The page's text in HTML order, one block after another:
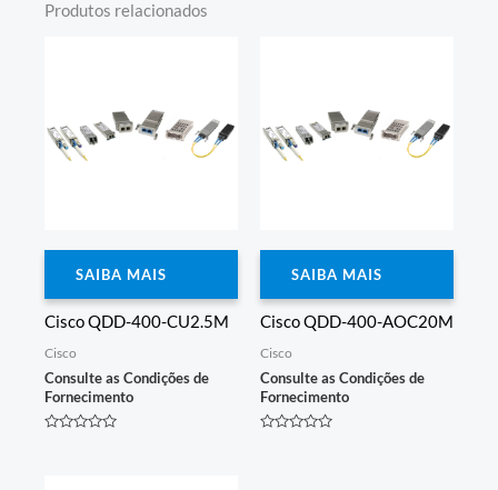
Produtos relacionados
SAIBA MAIS
Cisco QDD-400-CU2.5M
Cisco
Consulte as Condições de
Fornecimento
SAIBA MAIS
Cisco QDD-400-AOC20M
Cisco
Consulte as Condições de
Fornecimento